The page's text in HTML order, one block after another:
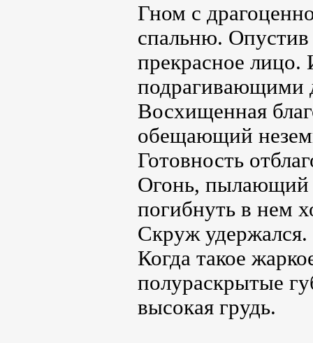
Гном с
спальню. Опустив
прекрасное лицо.
подрагивающими
Восхищенная
обещающий
Готовность
Огонь, пылающий
погибнуть в нем
Скруж удержался.
Когда такое
полураскрытые
высокая грудь.